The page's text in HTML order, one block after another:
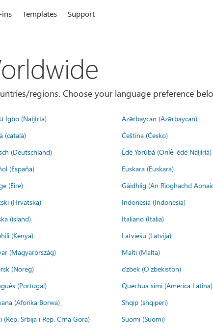
ins Templates Support
regions. Choose your language preference
Igbo (Naịjịrịa) Azərbaycan (Azərbaycan)
(català) Čeština (Česko)
(Deutschland) Èdè Yorùbá (Orilẹ̀-èdè Nàìjíríà)
(España) Euskara (Euskara)
(Éire) Gàidhlig (An Rìoghachd
(Hrvatska) Indonesia (Indonesia)
(ísland) Italiano (Italia)
(Kenya) Latviešu (Latvija)
(Magyarország) Malti (Malta)
(Noreg) o'zbek (O'zbekiston)
(Portugal) Quechua simi (America Latina)
(Aforika Borwa) Shqip (shqipëri)
(Rep. Srbija i Rep. Crna Gora) Suomi (Suomi)